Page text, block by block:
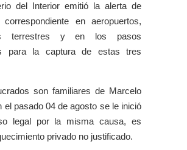
del Interior emitió la alerta de
correspondiente en aeropuertos,
terrestres y en los pasos
para la captura de estas tres
son familiares de Marcelo
el pasado 04 de agosto se le inició
legal por la misma causa, es
privado no justificado.